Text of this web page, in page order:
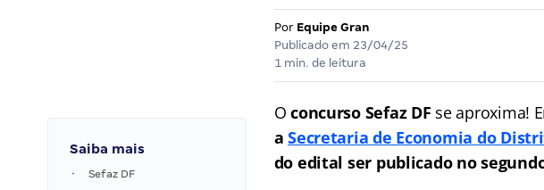
Por Equipe Gran
Publicado em 23/04/25
1 min. de leitura
Saiba mais
Sefaz DF
Oconcurso Sefaz DF se aproxima!
aSecretaria de Economia do
do edital ser publicado no